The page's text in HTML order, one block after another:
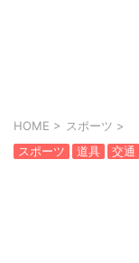
HOME > スポーツ >
スポーツ
道具 交通